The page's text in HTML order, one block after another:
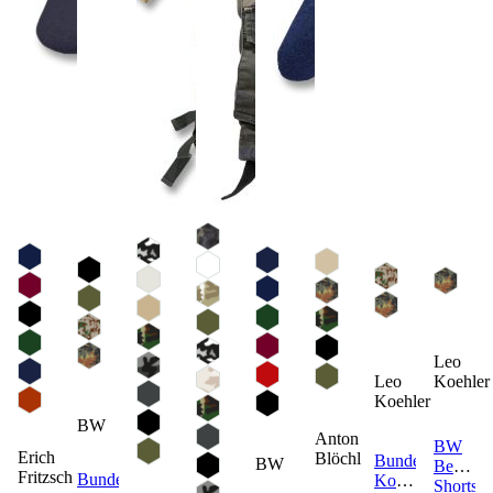
Erich
Fritzsch
BW
Bundeswehr
BW
Anton
Blöchl
Leo
Koehler
Bundeswehr
Kommando
Leo
Koehler
BW
Shorts